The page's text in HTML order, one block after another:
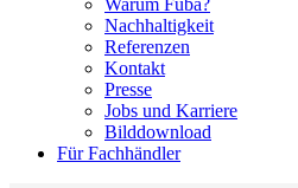
Warum Fuba?
Nachhaltigkeit
Referenzen
Kontakt
Presse
Jobs und Karriere
Bilddownload
Für Fachhändler